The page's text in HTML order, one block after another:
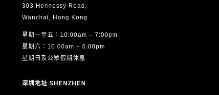
方式如下：
本人已閱讀、明白並同意以上全部內容，並確認所提供的個
303 Hennessy Road,
Wanchai, Hong Kong
星期一至五：10:00am – 7:00pm
星期六：10:00am – 6:00pm
星期日及公眾假期休息
深圳地址 SHENZHEN